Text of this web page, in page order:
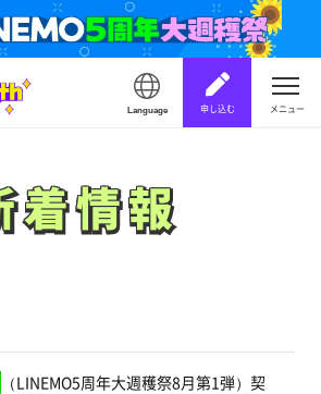
Language 申し込む メニュー
着情報
着情報
（LINEMO5周年大週穫祭8月第1弾）契